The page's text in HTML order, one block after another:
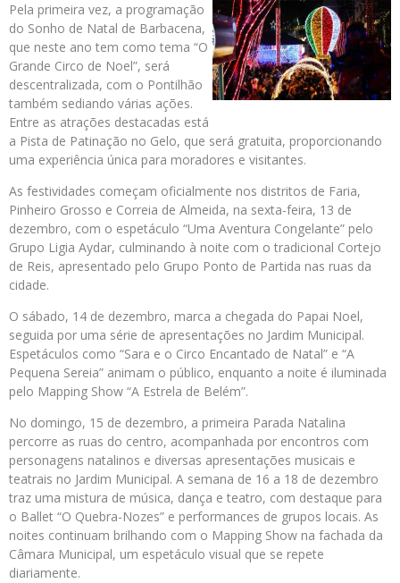
Pela primeira vez, a programação
do Sonho de Natal de Barbacena,
que neste ano tem como tema “O
Grande Circo de Noel”, será
descentralizada, com o Pontilhão
também sediando várias ações.
Entre as atrações destacadas está
a Pista de Patinação no Gelo, que será gratuita, proporcionando
uma experiência única para moradores e visitantes.
As festividades começam oficialmente nos distritos de Faria,
Pinheiro Grosso e Correia de Almeida, na sexta-feira, 13 de
dezembro, com o espetáculo “Uma Aventura Congelante” pelo
Grupo Ligia Aydar, culminando à noite com o tradicional Cortejo
de Reis, apresentado pelo Grupo Ponto de Partida nas ruas da
cidade.
O sábado, 14 de dezembro, marca a chegada do Papai Noel,
seguida por uma série de apresentações no Jardim Municipal.
Espetáculos como “Sara e o Circo Encantado de Natal” e “A
Pequena Sereia” animam o público, enquanto a noite é iluminada
pelo Mapping Show “A Estrela de Belém”.
No domingo, 15 de dezembro, a primeira Parada Natalina
percorre as ruas do centro, acompanhada por encontros com
personagens natalinos e diversas apresentações musicais e
teatrais no Jardim Municipal. A semana de 16 a 18 de dezembro
traz uma mistura de música, dança e teatro, com destaque para
o Ballet “O Quebra-Nozes” e performances de grupos locais. As
noites continuam brilhando com o Mapping Show na fachada da
Câmara Municipal, um espetáculo visual que se repete
diariamente.